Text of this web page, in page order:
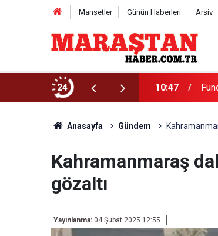
Manşetler Günün Haberleri Arşiv
24 10:47
Anasayfa Gündem
Kahramanmaraş
gözaltı
Yayınlanma: 04 Şubat 2025 12:55